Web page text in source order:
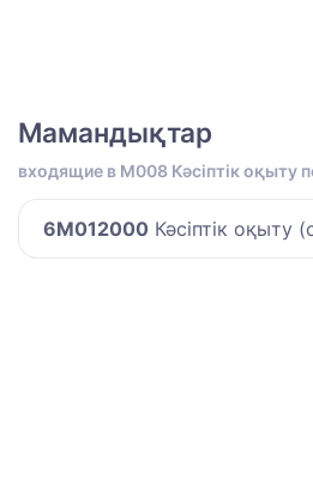
Мамандықтар
входящие в M008 Кәсіптік оқыту
6M012000 Кәсіптік оқыту